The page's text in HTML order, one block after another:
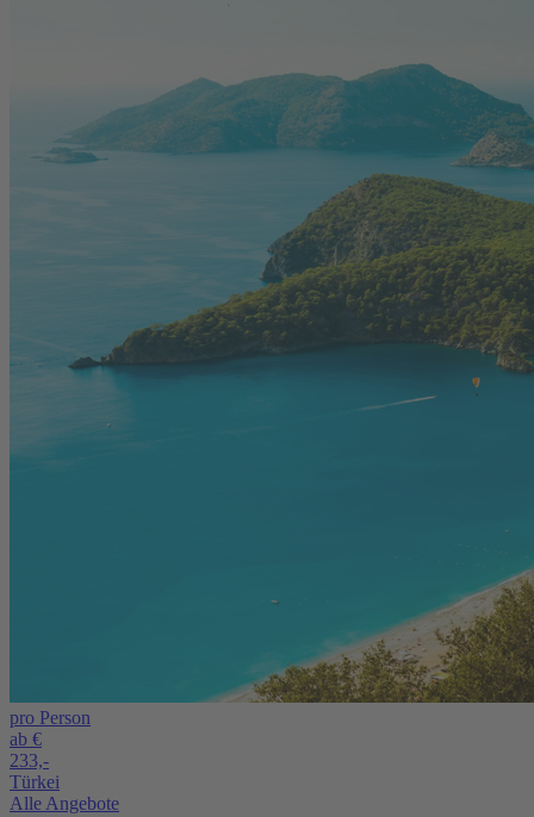
pro Person
ab €
233,-
Türkei
Alle Angebote